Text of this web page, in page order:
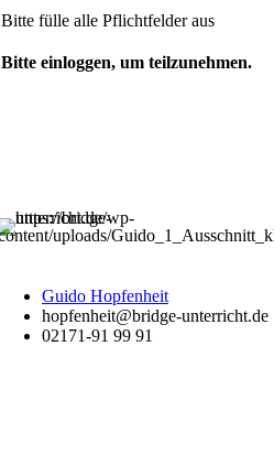
Bitte fülle alle Pflichtfelder aus
Bitte einloggen, um teilzunehmen.
Guido Hopfenheit
hopfenheit@bridge-unterricht.de
02171-91 99 91